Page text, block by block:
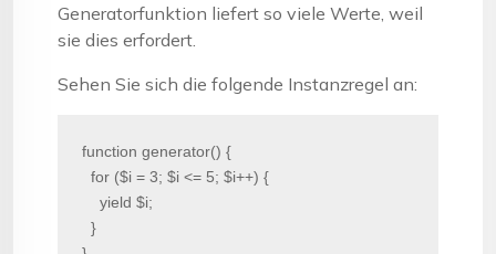
Generatorfunktion liefert so viele Werte, weil
sie dies erfordert.
Sehen Sie sich die folgende Instanzregel an:
function generator() {
  for ($i = 3; $i <= 5; $i++) {
    yield $i;
  }